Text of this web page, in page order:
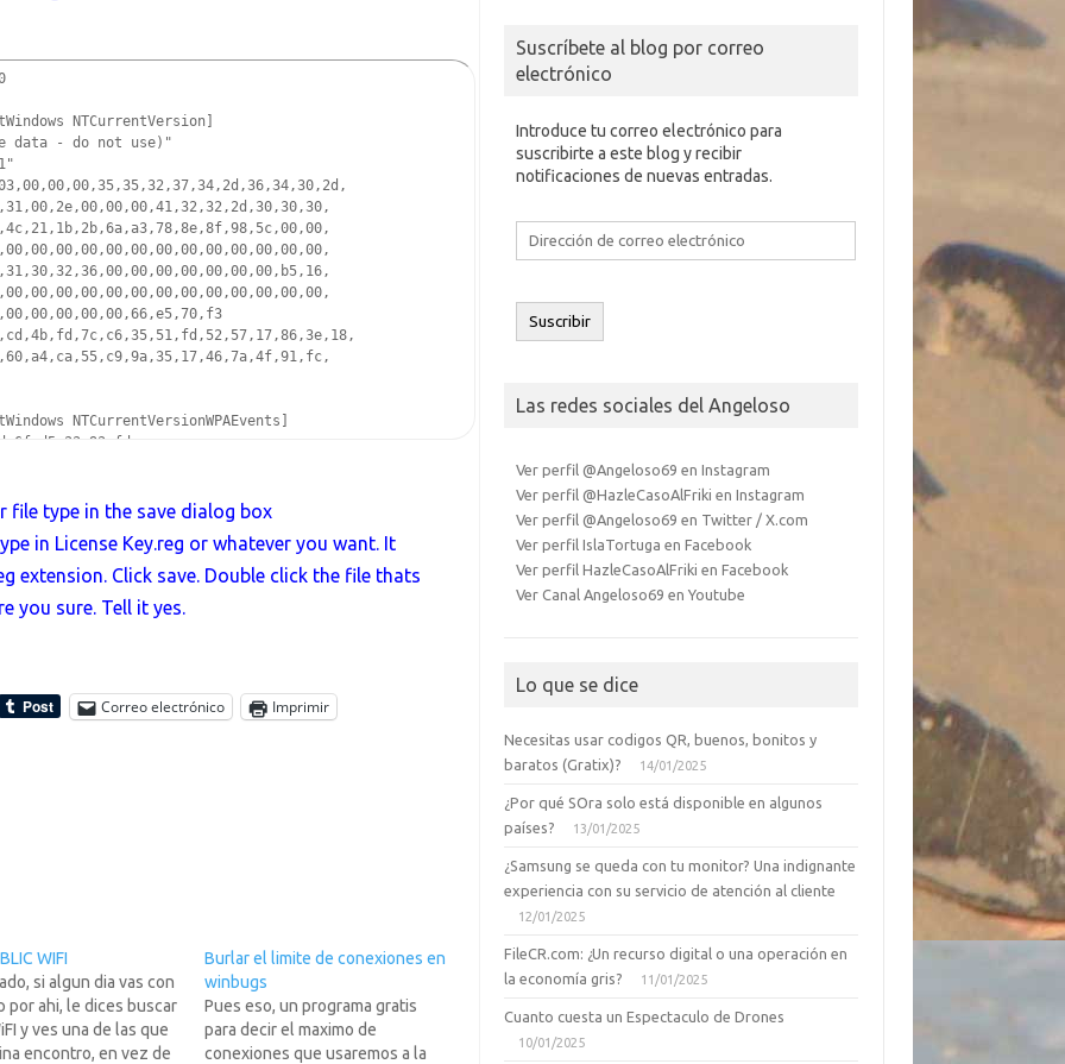
NTCurrentVersion]
data - do not use)"
NTCurrentVersionWPAEvents]
file type in the save dialog box
in License Key.reg or whatever you want. It
extension. Click save. Double click the file thats
you sure. Tell it yes.
Correo electrónico Imprimir
WIFI
si algun dia vas con
por ahi, le dices buscar
y ves una de las que
encontro, en vez de
Burlar el limite de conexiones en
winbugs
Pues eso, un programa gratis
para decir el maximo de
conexiones que usaremos a la
Suscríbete al blog por correo
electrónico
Introduce tu correo electrónico para
suscribirte a este blog y recibir
notificaciones de nuevas entradas.
Dirección
electrónico
Suscribir
Las redes sociales del Angeloso
Ver perfil @Angeloso69 en Instagram
Ver perfil @HazleCasoAlFriki en Instagram
Ver perfil @Angeloso69 en Twitter / X.com
Ver perfil IslaTortuga en Facebook
Ver perfil HazleCasoAlFriki en Facebook
Ver Canal Angeloso69 en Youtube
Lo que se dice
Necesitas usar codigos QR, buenos, bonitos y
baratos (Gratix)?
14/01/2025
¿Por qué SOra solo está disponible en algunos
países?
13/01/2025
¿Samsung se queda con tu monitor? Una indignante
experiencia con su servicio de atención al cliente
12/01/2025
FileCR.com: ¿Un recurso digital o una operación en
la economía gris?
11/01/2025
Cuanto cuesta un Espectaculo de Drones
10/01/2025